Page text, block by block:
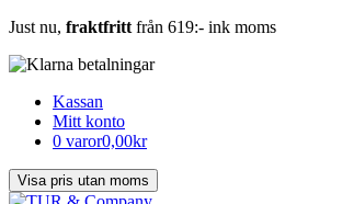
Just nu, fraktfritt från 619:- ink moms
Kassan
Mitt konto
0 varor0,00kr